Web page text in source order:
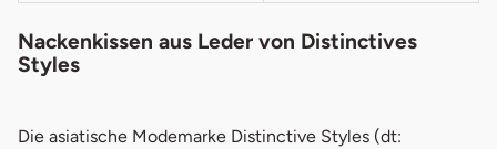
Nackenkissen aus Leder von Distinctives
Styles
Die asiatische Modemarke Distinctive Styles (dt: